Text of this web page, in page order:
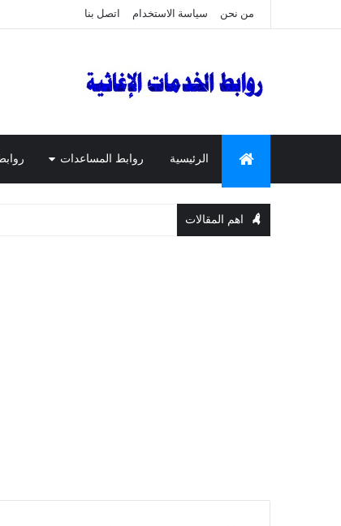
من نحن سياسة الاستخدام اتصل بنا
الرئيسية روابط المساعدات
اهم المقالات